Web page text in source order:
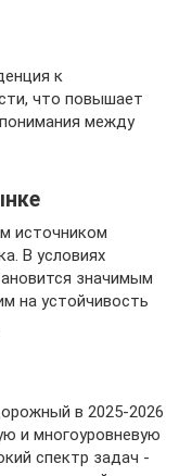
к
что повышает
между
источником
В условиях
значимым
на устойчивость
в 2025-2026
и многоуровневую
спектр задач -